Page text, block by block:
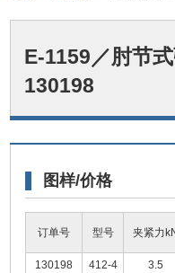
E-1159／肘节
130198
图样/价格
订单号 型号 夹紧力
130198 412-4 3.5